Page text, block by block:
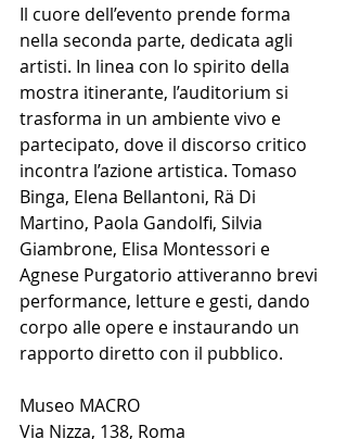
Il cuore dell’evento prende forma
nella seconda parte, dedicata agli
artisti. In linea con lo spirito della
mostra itinerante, l’auditorium si
trasforma in un ambiente vivo e
partecipato, dove il discorso critico
incontra l’azione artistica. Tomaso
Binga, Elena Bellantoni, Rä Di
Martino, Paola Gandolfi, Silvia
Giambrone, Elisa Montessori e
Agnese Purgatorio attiveranno brevi
performance, letture e gesti, dando
corpo alle opere e instaurando un
rapporto diretto con il pubblico.
Museo MACRO
Via Nizza, 138, Roma